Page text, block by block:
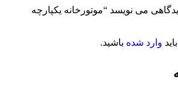
می نویسد “موتورخانه یکپارچه
وارد شده باشید.